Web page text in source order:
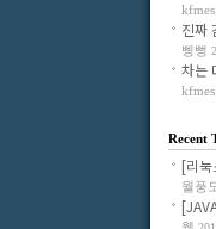
kfmes
진짜
삥뻥
차는
kfmes
Recent
[리
월풍